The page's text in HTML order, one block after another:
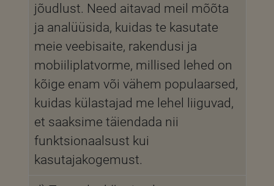
jõudlust. Need aitavad meil mõõta
ja analüüsida, kuidas te kasutate
meie veebisaite, rakendusi ja
mobiiliplatvorme, millised lehed on
kõige enam või vähem populaarsed,
kuidas külastajad me lehel liiguvad,
et saaksime täiendada nii
funktsionaalsust kui
kasutajakogemust.